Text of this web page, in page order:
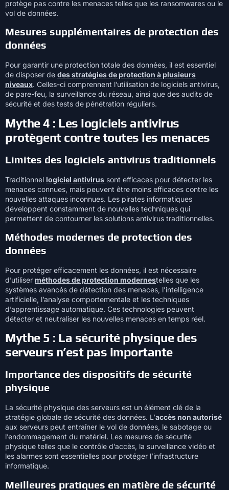
protège pas contre les menaces telles que les ransomwares ou le
vol de données.
Mesures supplémentaires de protection des
données
Pour garantir une protection totale des données, il est essentiel
de disposer de des stratégies de protection à plusieurs
niveaux. Celles-ci comprennent l’utilisation de logiciels antivirus,
de pare-feu, la surveillance du réseau, ainsi que des audits de
sécurité et des tests de pénétration réguliers.
Mythe 4 : Les logiciels antivirus
protègent contre toutes les menaces
Limites des logiciels antivirus traditionnels
Traditionnel logiciel antivirus sont efficaces pour détecter les
menaces connues, mais peuvent être moins efficaces contre les
nouvelles attaques inconnues. Les pirates informatiques
développent constamment de nouvelles techniques qui
permettent de contourner les solutions antivirus traditionnelles.
Méthodes modernes de protection des
données
Pour protéger efficacement les données, il est nécessaire
d’utiliser méthodes de protection modernestelles que les
systèmes avancés de détection des menaces, l’intelligence
artificielle, l’analyse comportementale et les techniques
d’apprentissage automatique. Ces technologies peuvent
détecter et neutraliser les nouvelles menaces en temps réel.
Mythe 5 : La sécurité physique des
serveurs n’est pas importante
Importance des dispositifs de sécurité
physique
La sécurité physique des serveurs est un élément clé de la
stratégie globale de sécurité des données. L’accès non autorisé
aux serveurs peut entraîner le vol de données, le sabotage ou
l’endommagement du matériel. Les mesures de sécurité
physique telles que le contrôle d’accès, la surveillance vidéo et
les alarmes sont essentielles pour protéger l’infrastructure
informatique.
Meilleures pratiques en matière de sécurité